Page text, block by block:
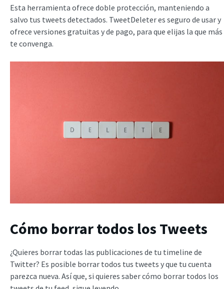
Esta herramienta ofrece doble protección, manteniendo a
salvo tus tweets detectados. TweetDeleter es seguro de usar y
ofrece versiones gratuitas y de pago, para que elijas la que más
te convenga.
Cómo borrar todos los Tweets
¿Quieres borrar todas las publicaciones de tu timeline de
Twitter? Es posible borrar todos tus tweets y que tu cuenta
parezca nueva. Así que, si quieres saber cómo borrar todos los